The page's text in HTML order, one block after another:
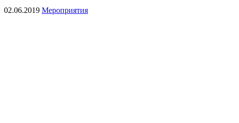
02.06.2019 Мероприятия